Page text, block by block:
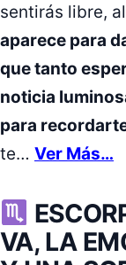
sentirás libre,
aparece para
que tanto
noticia
para
te… Ver Más…
VA, LA